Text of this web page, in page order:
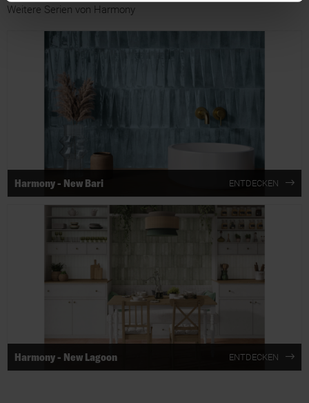
Weitere Serien von Harmony
Harmony - New Bari ENTDECKEN
Harmony - New Lagoon ENTDECKEN